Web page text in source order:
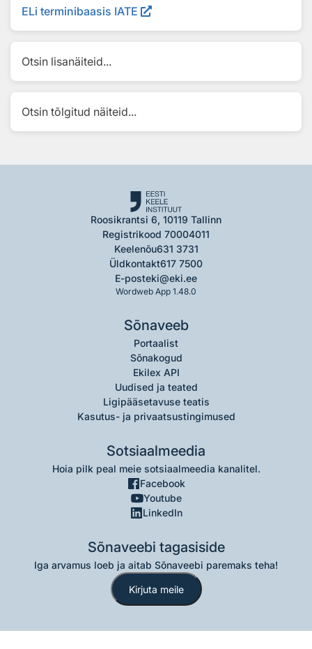
ELi terminibaasis IATE
Otsin lisanäiteid...
Otsin tõlgitud näiteid...
Roosikrantsi 6, 10119 Tallinn
Registrikood 70004011
Keelenõu631 3731
Üldkontakt617 7500
E-posteki@eki.ee
Wordweb App 1.48.0
Sõnaveeb
Portaalist
Sõnakogud
Ekilex API
Uudised ja teated
Ligipääsetavuse teatis
Kasutus- ja privaatsustingimused
Sotsiaalmeedia
Hoia pilk peal meie sotsiaalmeedia kanalitel.
Facebook
Youtube
LinkedIn
Sõnaveebi tagasiside
Iga arvamus loeb ja aitab Sõnaveebi paremaks teha!
Kirjuta meile